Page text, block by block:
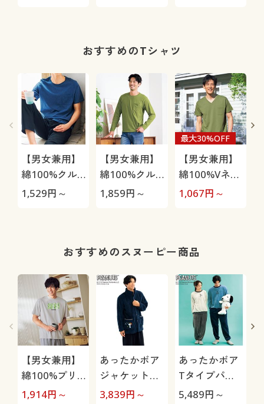
タンダード)
おすすめのTシャツ
【男女兼用】
綿100%クル
ーネックTシ
1,529円～
【男女兼用】
綿100%クル
ーネックTシ
1,859円～
【男女兼用】
綿100%Vネッ
クTシャツ(半
最大30%OFF
1,067円～
おすすめのスヌーピー商品
【男女兼用】
綿100%プリ
ント半袖Tシ
1,914円～
あったかボア
ジャケット・
スヌーピー(男
3,839円～
あったかボア
Tタイプパジ
ャマ・スヌー
5,489円～